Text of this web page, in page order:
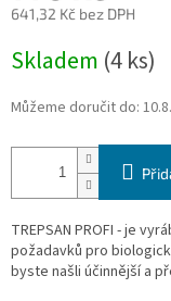
641,32 Kč bez DPH
cena:
Skladem (4 ks)
Můžeme doručit do:
TREPSAN PROFI - je
požadavků pro
byste našli účinnější a